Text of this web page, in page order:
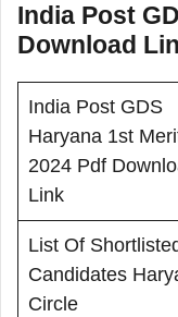
India Post
Download
India Post GDS
Haryana 1st
2024 Pdf
Link
List Of
Candidates
Circle